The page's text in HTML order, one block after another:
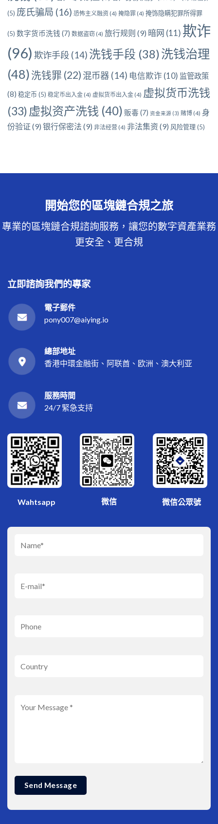
(5) 庞氏骗局 (16) 恐怖主义融资 (4) 掩隐罪 (4) 掩饰隐瞒犯罪所得罪
(5) 数字货币洗钱 (7) 数据盗窃 (4) 旅行规则 (9) 暗网 (11) 欺诈
(96) 欺诈手段 (14) 洗钱手段 (38)洗钱治理
(48) 洗钱罪 (22) 混币器 (14) 电信欺诈 (10) 监管政策
(8) 稳定币 (5) 稳定币出入金 (4) 虚拟货币出入金 (4) 虚拟货币洗钱
(33) 虚拟资产洗钱 (40) 贩毒 (7) 资金来源 (3) 赌博 (4) 身
份验证 (9) 银行保密法 (9) 非法经营 (4) 非法集资 (9) 风险管理(5)
開始您的區塊鏈合規之旅
專業的區塊鏈合規諮詢服務，讓您的數字資產業務
更安全、更合規
立即諮詢我們的專家
電子郵件
pony007@aiying.io
總部地址
香港中環金融街、阿联酋、欧洲、澳大利亚
服務時間
24/7 緊急支持
Wahtsapp 微信 微信公眾號